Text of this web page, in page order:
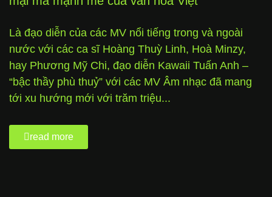
Là đạo diễn của các MV nổi tiếng trong và ngoài
nước với các ca sĩ Hoàng Thuỳ Linh, Hoà Minzy,
hay Phương Mỹ Chi, đạo diễn Kawaii Tuấn Anh –
“bậc thầy phù thuỷ” với các MV Âm nhạc đã mang
tới xu hướng mới với trăm triệu...
read more